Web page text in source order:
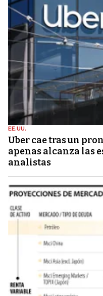
EE.UU.
Uber cae tras un
apenas alcanza las
analistas